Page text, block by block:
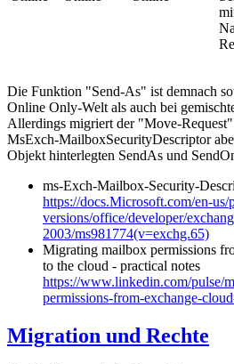
Die Funktion "Send-As" ist demnach
Online Only-Welt als auch bei
Allerdings migriert der "Move-Request"
MsExch-MailboxSecurityDescriptor
Objekt hinterlegten SendAs und
ms-Exch-Mailbox-Security-
https://docs.Microsoft.com/en-us/
versions/office/developer/
2003/ms981774(v=exchg.65)
Migrating mailbox permissions
to the cloud - practical notes
https://www.linkedin.com/pulse/
permissions-from-exchange-
Migration und Rechte